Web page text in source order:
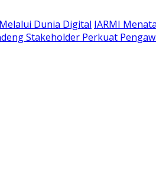
Dunia Digital IARMI
Stakeholder Perkuat